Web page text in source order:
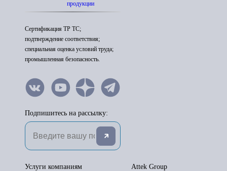
продукции
Сертификация ТР ТС;
подтверждение соответствия;
специальная оценка условий труда;
промышленная безопасность.
Подпишитесь на рассылку:
Attek Group
Услуги компаниям